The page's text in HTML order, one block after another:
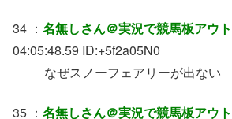
34 ： 名無しさん＠実況で競馬板アウト
04:05:48.59 ID:+5f2a05N0
なぜスノーフェアリーが出ない
35 ： 名無しさん＠実況で競馬板アウト